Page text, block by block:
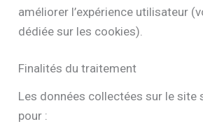
améliorer l’expérience utilisateur
dédiée sur les cookies).
Finalités du traitement
Les données collectées sur le site
pour :